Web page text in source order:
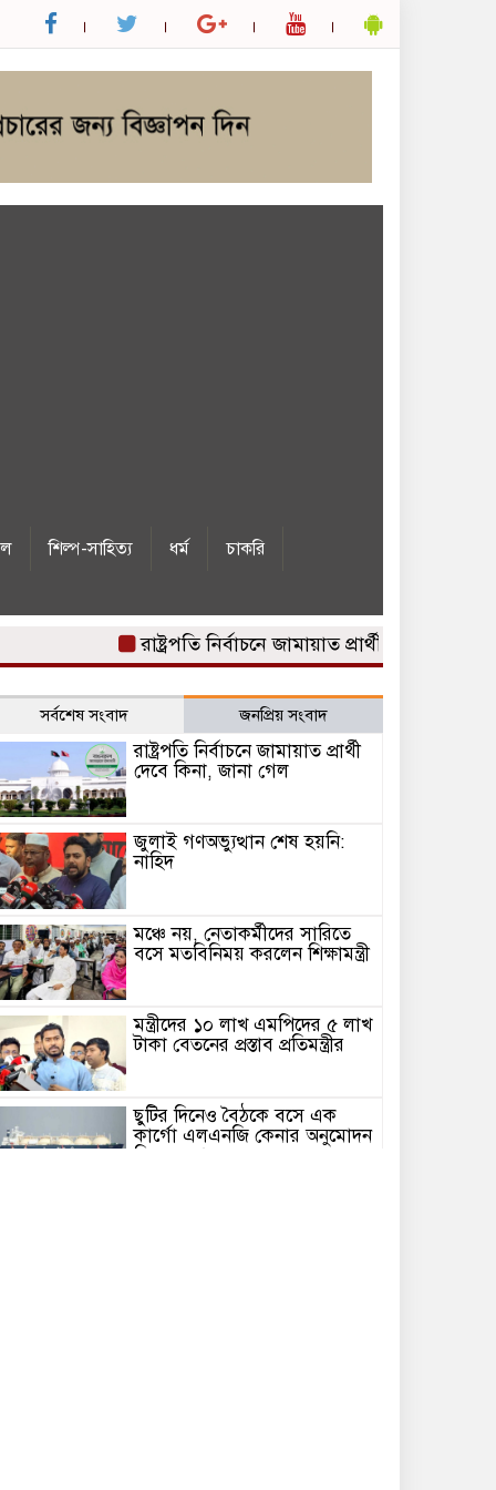
শিল্প-সাহিত্য ধর্ম
চাকরি
রাষ্ট্রপতি নির্বাচনে জামায়াত প্রার্থী দেবে কিনা, জানা
সর্বশেষ সংবাদ জনপ্রিয় সংবাদ
রাষ্ট্রপতি নির্বাচনে জামায়াত প্রার্থী
দেবে কিনা, জানা গেল
জুলাই গণঅভ্যুত্থান শেষ হয়নি:
নাহিদ
মঞ্চে নয়, নেতাকর্মীদের সারিতে
বসে মতবিনিময় করলেন শিক্ষামন্ত্রী
মন্ত্রীদের ১০ লাখ এমপিদের ৫ লাখ
টাকা বেতনের প্রস্তাব প্রতিমন্ত্রীর
ছুটির দিনেও বৈঠকে বসে এক
কার্গো এলএনজি কেনার অনুমোদন
দিল সরকার